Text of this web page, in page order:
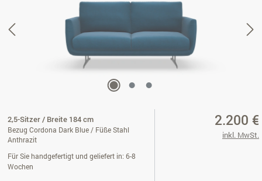
2,5-Sitzer / Breite 184 cm
Bezug Cordona Dark Blue / Füße Stahl
Anthrazit
Für Sie handgefertigt und geliefert in: 6-8
Wochen
2.200 €
inkl. MwSt.